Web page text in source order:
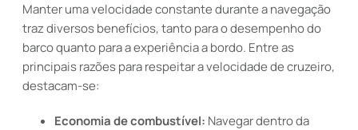
Manter uma velocidade constante durante a navegação
traz diversos benefícios, tanto para o desempenho do
barco quanto para a experiência a bordo. Entre as
principais razões para respeitar a velocidade de cruzeiro,
destacam-se:
Economia de combustível: Navegar dentro da